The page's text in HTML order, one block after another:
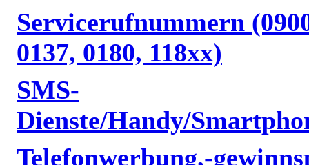
Servicerufnummern
0137, 0180, 118xx)
SMS-
Dienste/Handy/
Telefonwerbung,-